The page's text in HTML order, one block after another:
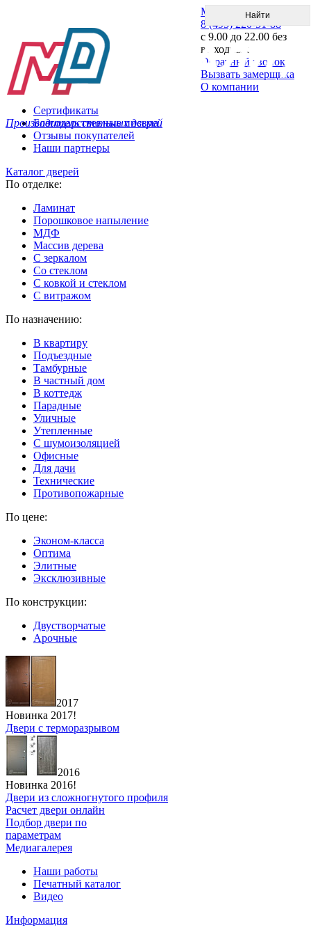
Производитель стальных дверей
Меню
8 (495) 220-51-88
с 9.00 до 22.00 без
выходных
Обратный звонок
Вызвать замерщика
О компании
Сертификаты
Благодарственные письма
Отзывы покупателей
Наши партнеры
Каталог дверей
По отделке:
Ламинат
Порошковое напыление
МДФ
Массив дерева
С зеркалом
Со стеклом
С ковкой и стеклом
С витражом
По назначению:
В квартиру
Подъездные
Тамбурные
В частный дом
В коттедж
Парадные
Уличные
Утепленные
C шумоизоляцией
Офисные
Для дачи
Технические
Противопожарные
По цене:
Эконом-класса
Оптима
Элитные
Эксклюзивные
По конструкции:
Двустворчатые
Арочные
2017
Новинка 2017!
Двери с терморазрывом
2016
Новинка 2016!
Двери из сложногнутого профиля
Расчет двери онлайн
Подбор двери по
параметрам
Медиагалерея
Наши работы
Печатный каталог
Видео
Информация